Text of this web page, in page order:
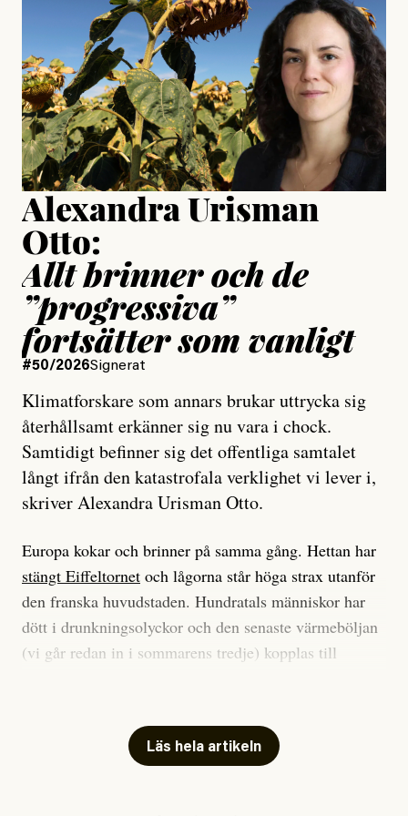
Jonas Lundström
Publicerad24 July, 2026
Jesper Lundby
Publicerad15 July, 2026
Uppdaterad15 July, 2026
Alexandra Urisman
Otto:
Allt brinner och de
”progressiva”
fortsätter som vanligt
#50/2026Signerat
Klimatforskare som annars brukar uttrycka sig
återhållsamt erkänner sig nu vara i chock.
Samtidigt befinner sig det offentliga samtalet
långt ifrån den katastrofala verklighet vi lever i,
skriver Alexandra Urisman Otto.
Europa kokar och brinner på samma gång. Hettan har
stängt Eiffeltornet och lågorna står höga strax utanför
den franska huvudstaden. Hundratals människor har
dött i drunkningsolyckor och den senaste värmeböljan
(vi går redan in i sommarens tredje) kopplas till
Har du också panik i hettan? Känns det som en
mardröm? Bra, allt annat vore fullständigt orimligt.
Läs hela artikeln